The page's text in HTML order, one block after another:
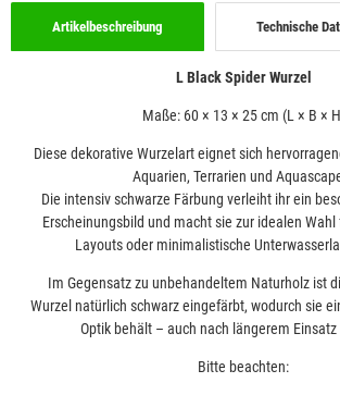
Artikelbeschreibung Technische
L Black Spider Wurzel
Maße: 60 × 13 × 25 cm (L × B ×
Diese dekorative Wurzelart eignet sich
Aquarien, Terrarien und
Die intensiv schwarze Färbung verleiht ihr ein
Erscheinungsbild und macht sie zur idealen
Layouts oder minimalistische
Im Gegensatz zu unbehandeltem Naturholz ist
Wurzel natürlich schwarz eingefärbt, wodurch sie
Optik behält – auch nach längerem Einsatz
Bitte beachten: